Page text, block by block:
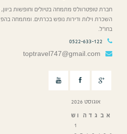
חברת טופטרוולס מתמחה בטיולים וחופשות ביוון,
השכרת וילות ודירות נופש בכרתים. ומתמחה
בחו”ל.
0522-633-122
toptravel747@gmail.com
אוגוסט 2026
א ב ג ד ה ו ש
1